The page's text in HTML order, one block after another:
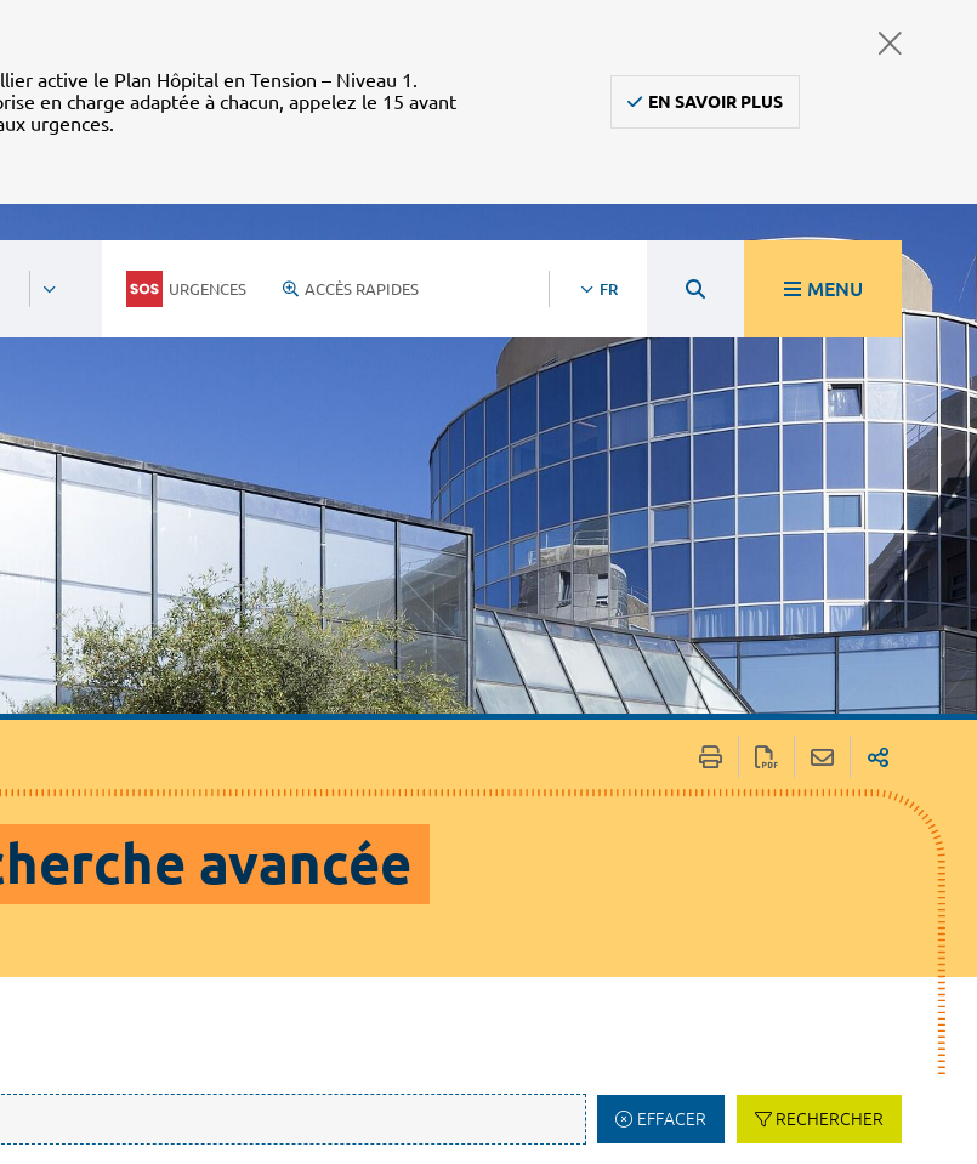
active le Plan Hôpital en Tension – Niveau 1.
en charge adaptée à chacun, appelez le 15 avant
urgences.
EN SAVOIR PLUS
URGENCES ACCÈS RAPIDES FR MENU
avancée
EFFACER RECHERCHER